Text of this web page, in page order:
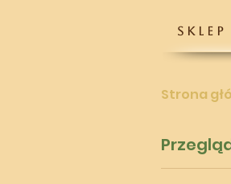
S K L E P
Strona